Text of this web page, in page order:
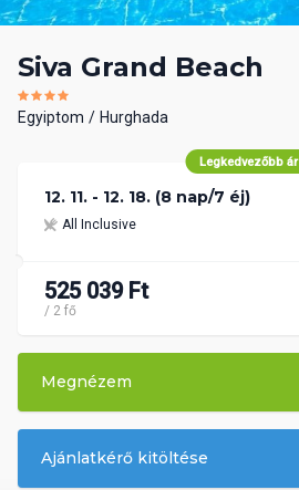
Siva Grand Beach
Egyiptom Hurghada
Legkedvezőbb ár
12. 11. - 12. 18. (8 nap/7 éj)
All Inclusive
525 039 Ft
/ 2 fő
Megnézem
Ajánlatkérő kitöltése